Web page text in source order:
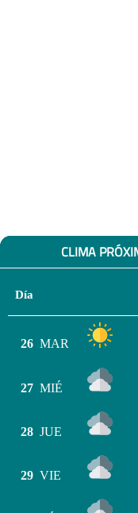
CLIMA
Día
26 MAR
27 MIÉ
28 JUE
29 VIE